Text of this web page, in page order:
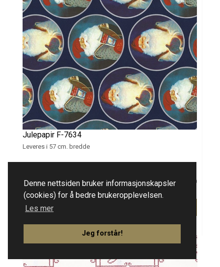
Denne nettsiden bruker informasjonskapsler
(cookies) for å bedre brukeropplevelsen.
Les mer
Jeg forstår!
Julepapir F-7634
Leveres i 57 cm. bredde
kr 795,00